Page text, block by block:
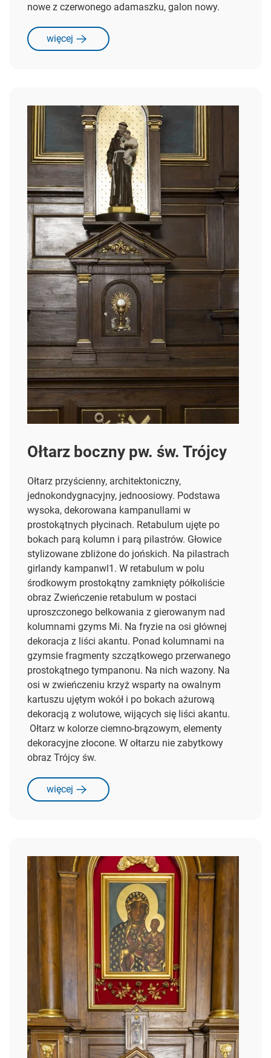
nowe z czerwonego adamaszku, galon nowy.
więcej
Ołtarz boczny pw. św. Trójcy
Ołtarz przyścienny, architektoniczny,
jednokondygnacyjny, jednoosiowy. Podstawa
wysoka, dekorowana kampanullami w
prostokątnych płycinach. Retabulum ujęte po
bokach parą kolumn i parą pilastrów. Głowice
stylizowane zbliżone do jońskich. Na pilastrach
girlandy kampanwl1. W retabulum w polu
środkowym prostokątny zamknięty półkoliście
obraz Zwieńczenie retabulum w postaci
uproszczonego belkowania z gierowanym nad
kolumnami gzyms Mi. Na fryzie na osi głównej
dekoracja z liści akantu. Ponad kolumnami na
gzymsie fragmenty szczątkowego przerwanego
prostokątnego tympanonu. Na nich wazony. Na
osi w zwieńczeniu krzyż wsparty na owalnym
kartuszu ujętym wokół i po bokach ażurową
dekoracją z wolutowe, wijących się liści akantu.
Ołtarz w kolorze ciemno-brązowym, elementy
dekoracyjne złocone. W ołtarzu nie zabytkowy
obraz Trójcy św.
więcej